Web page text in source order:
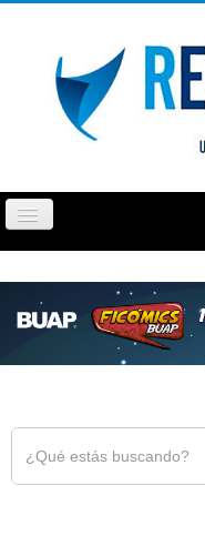
Cambiar
navegación
PUEBLA